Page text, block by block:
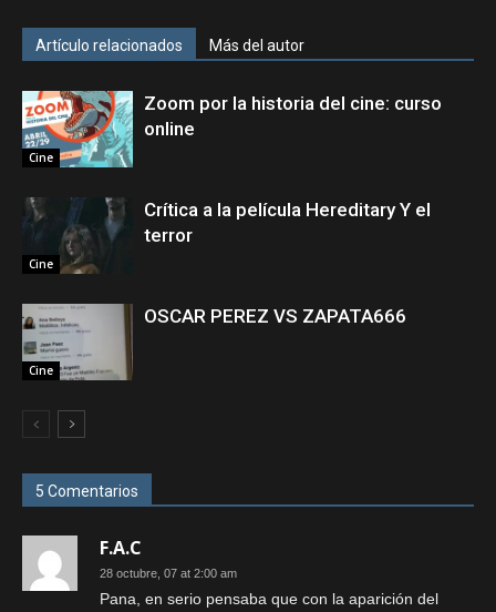
Artículo relacionados Más del autor
Cine
Zoom por la historia del cine: curso
online
Cine
Crítica a la película Hereditary Y el
terror
Cine
OSCAR PEREZ VS ZAPATA666
5 Comentarios
F.A.C
28 octubre, 07 at 2:00 am
Pana, en serio pensaba que con la aparición del